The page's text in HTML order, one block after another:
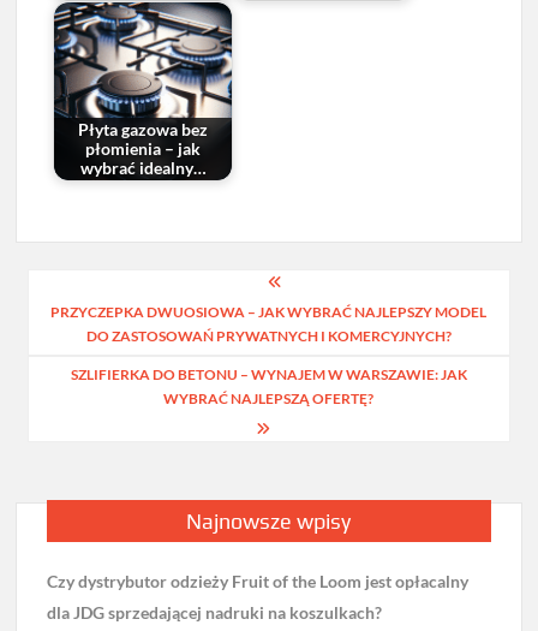
Płyta gazowa bez
płomienia – jak
wybrać idealny…
wpisu
PRZYCZEPKA DWUOSIOWA – JAK WYBRAĆ NAJLEPSZY MODEL
DO ZASTOSOWAŃ PRYWATNYCH I KOMERCYJNYCH?
SZLIFIERKA DO BETONU – WYNAJEM W WARSZAWIE: JAK
WYBRAĆ NAJLEPSZĄ OFERTĘ?
Najnowsze wpisy
Czy dystrybutor odzieży Fruit of the Loom jest opłacalny
dla JDG sprzedającej nadruki na koszulkach?